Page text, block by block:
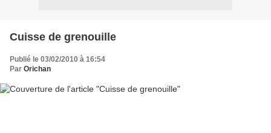
Cuisse de grenouille
Publié le 03/02/2010 à 16:54
Par Orichan